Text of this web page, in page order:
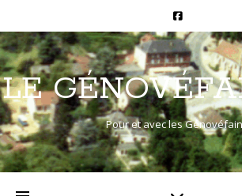
LE
Pour et avec les